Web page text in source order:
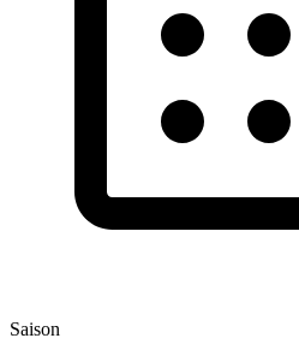
Saison